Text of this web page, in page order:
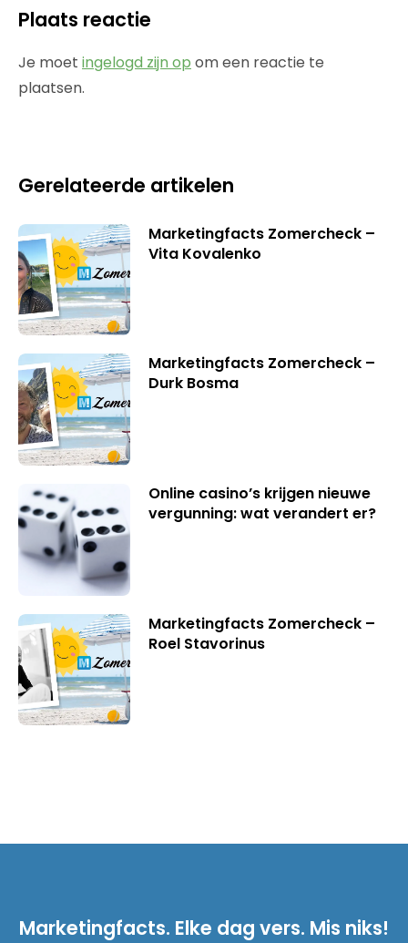
Plaats reactie
Je moet ingelogd zijn op om een reactie te
plaatsen.
Gerelateerde artikelen
Marketingfacts Zomercheck –
Vita Kovalenko
Marketingfacts Zomercheck –
Durk Bosma
Online casino’s krijgen nieuwe
vergunning: wat verandert er?
Marketingfacts Zomercheck –
Roel Stavorinus
Marketingfacts. Elke dag vers. Mis niks!